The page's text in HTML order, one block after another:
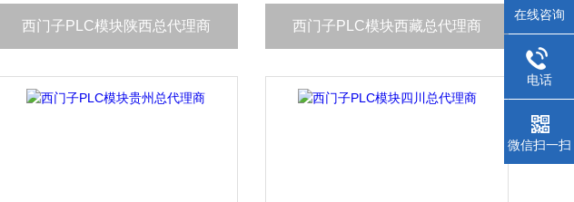
西门子PLC模块陕西总代理商 西门子PLC模块西藏总代理商
在线咨询
电话
微信扫一扫